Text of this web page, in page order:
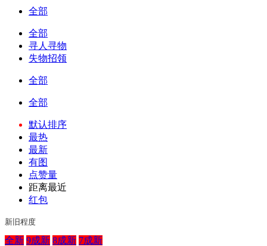
全部
全部
寻人寻物
失物招领
全部
全部
默认排序
最热
最新
有图
点赞量
距离最近
红包
新旧程度
全新 9成新 8成新 7成新